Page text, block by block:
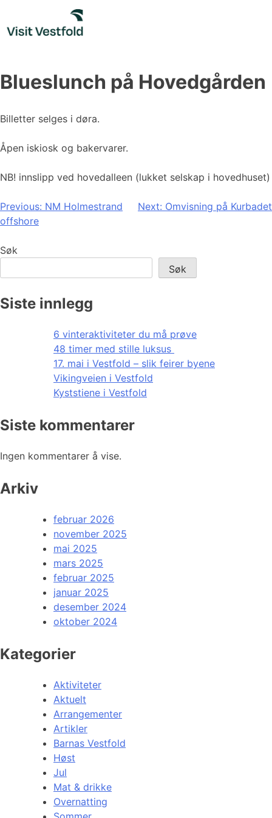
content
Blueslunch på Hovedgården
Billetter selges i døra.
Åpen iskiosk og bakervarer.
NB! innslipp ved hovedalleen (lukket selskap i hovedhuset)
Innleggsnavigasjon
Previous: NM Holmestrand
offshore
Next: Omvisning på Kurbadet
Søk
Søk
Siste innlegg
6 vinteraktiviteter du må prøve
48 timer med stille luksus
17. mai i Vestfold – slik feirer byene
Vikingveien i Vestfold
Kyststiene i Vestfold
Siste kommentarer
Ingen kommentarer å vise.
Arkiv
februar 2026
november 2025
mai 2025
mars 2025
februar 2025
januar 2025
desember 2024
oktober 2024
Kategorier
Aktiviteter
Aktuelt
Arrangementer
Artikler
Barnas Vestfold
Høst
Jul
Mat & drikke
Overnatting